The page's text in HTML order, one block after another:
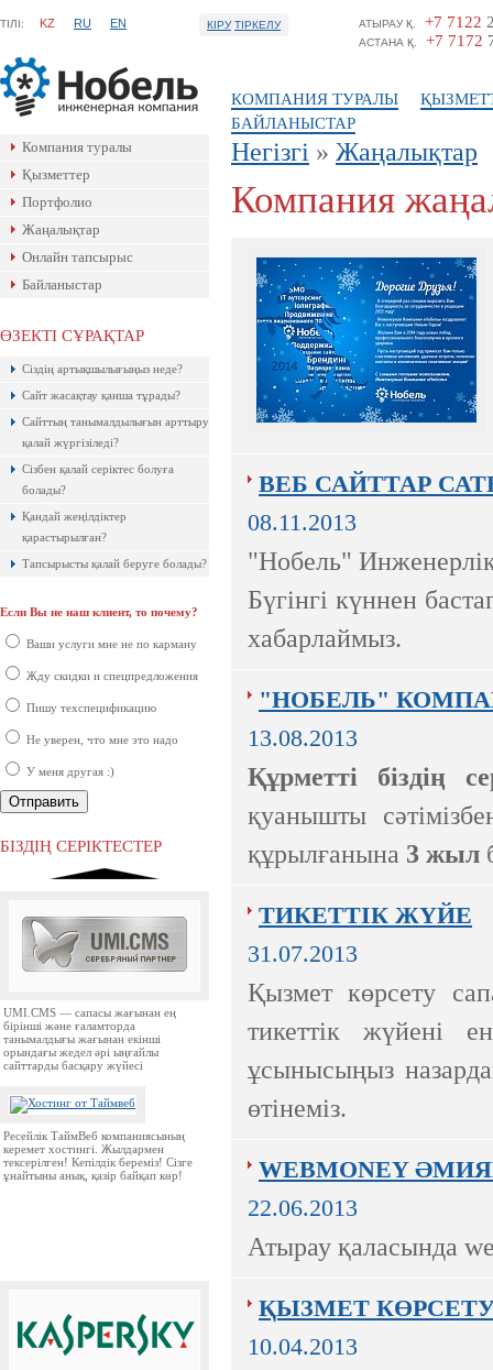
ТIЛI: KZ RU EN КІРУ ТІРКЕЛУ АТЫРАУ Қ. +7 7122
АСТАНА Қ. +7 7172
КОМПАНИЯ ТУРАЛЫ
БАЙЛАНЫСТАР
Компания туралы
Қызметтер
Портфолио
Жаңалықтар
Онлайн тапсырыс
Байланыстар
ӨЗЕКТІ СҰРАҚТАР
Сіздің артықшылығыңыз неде?
Сайт жасақтау қанша тұрады?
Сайттың танымалдылығын арттыру
қалай жүргізіледі?
Сізбен қалай серіктес болуға
болады?
Қандай жеңілдіктер
қарастырылған?
Тапсырысты қалай беруге болады?
Если Вы не наш клиент, то почему?
Ваши услуги мне не по карману
Жду скидки и спецпредложения
Пишу техспецификацию
Не уверен, что мне это надо
У меня другая :)
БІЗДІҢ СЕРІКТЕСТЕР
керемет хостингі. Жылдармен
ұнайтыны анық, қазір байқап көр!
Ақпараттық қауіпсіздік шеңберінде
қарқынды дамып жатырған
компаниялардың бірі болып саналады.
Ресей нарығында бірінші орында
UMI.CMS — сапасы жағынан ең
бірінші және ғаламторда
танымалдығы жағынан екінші
орындағы жедел әрі ыңғайлы
сайттарды басқару жүйесі
Ресейлік ТаймВеб компаниясының
керемет хостингі. Жылдармен
тексерілген! Кепілдік береміз! Сізге
ұнайтыны анық, қазір байқап көр!
Негізгі » Жаңалықтар
Компания
ВЕБ САЙТТАР
08.11.2013
"Нобель"
Бүгінгі күннен
хабарлаймыз.
"НОБЕЛЬ"
13.08.2013
Құрметті біздің
қуанышты
құрылғанына 3 жыл
ТИКЕТТІК ЖҮЙЕ
31.07.2013
Қызмет көрсету
тикеттік жүйені
ұсынысыңыз
өтінеміз.
WEBMONEY
22.06.2013
Атырау қаласында
ҚЫЗМЕТ
10.04.2013